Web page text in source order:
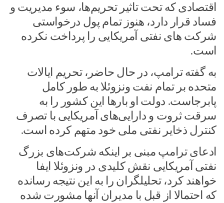
اقتصادی که تحت تاثیر تحریم‌ها، سوء مدیریت و
فساد قرار دارد، هنوز تمام پول درخواستی
شرکت های نفتی آمریکایی را پرداخت نکرده
است.
به گفته ترامپ، در حال حاضر، تحریم ایالات
متحده بر تمام نفت ونزوئلا به طور کامل
پابرجاست. دولت او بارها این کشور را به
سرقت ثروت و دارایی‌های آمریکایی با تصرف
کنترل ذخایر نفتی ملی خود متهم کرده است.
ادعای ترامپ مبنی بر اینکه شرکت‌های بزرگ
نفتی آمریکایی نقش کلیدی در ونزوئلا ایفا
خواهند کرد، تحلیلگران را به این نتیجه رسانده
که احتمالا از قبل با مدیران آنها مشورت شده